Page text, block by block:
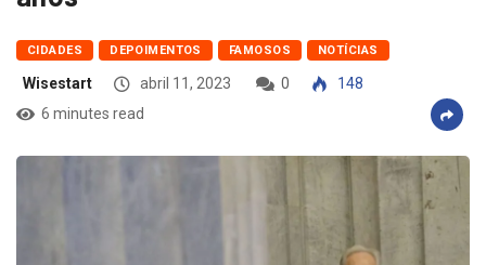
CIDADES DEPOIMENTOS FAMOSOS NOTÍCIAS
Wisestart abril 11, 2023 0
148
6 minutes read